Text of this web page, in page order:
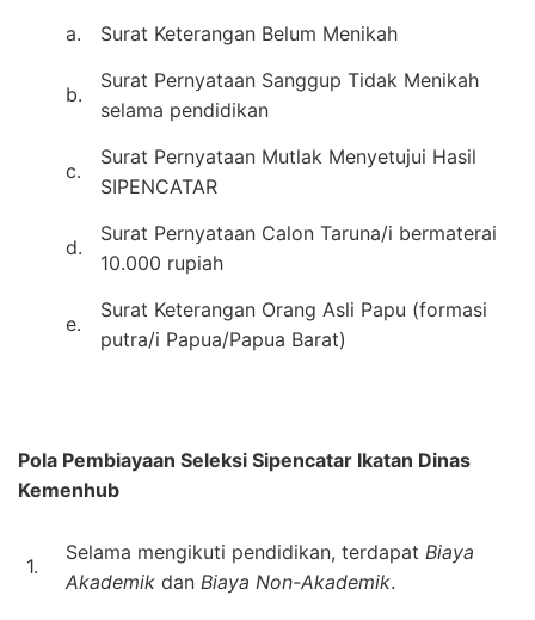
a.
Surat Keterangan Belum Menikah
b.
Surat Pernyataan Sanggup Tidak Menikah
selama pendidikan
c.
Surat Pernyataan Mutlak Menyetujui Hasil
SIPENCATAR
d.
Surat Pernyataan Calon Taruna/i bermaterai
10.000 rupiah
e.
Surat Keterangan Orang Asli Papu (formasi
putra/i Papua/Papua Barat)
Pola Pembiayaan Seleksi Sipencatar Ikatan Dinas
Kemenhub
1.
Selama mengikuti pendidikan, terdapat Biaya
Akademik dan Biaya Non-Akademik.